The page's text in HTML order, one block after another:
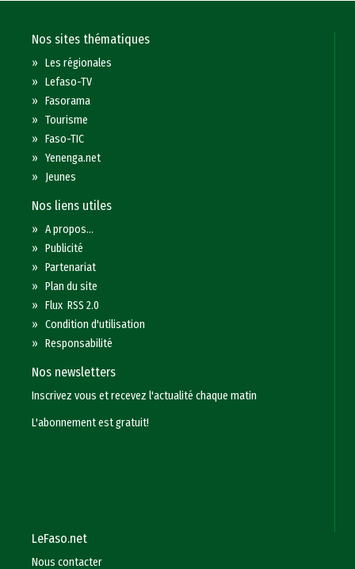
Nos sites thématiques
»Les régionales
»Lefaso-TV
»Fasorama
»Tourisme
»Faso-TIC
»Yenenga.net
» Jeunes
Nos liens utiles
»A propos...
»Publicité
»Partenariat
»Plan du site
»Flux RSS 2.0
»Condition d'utilisation
»Responsabilité
Nos newsletters
Inscrivez vous et recevez l'actualité chaque matin
L'abonnement est gratuit!
LeFaso.net
Nous contacter